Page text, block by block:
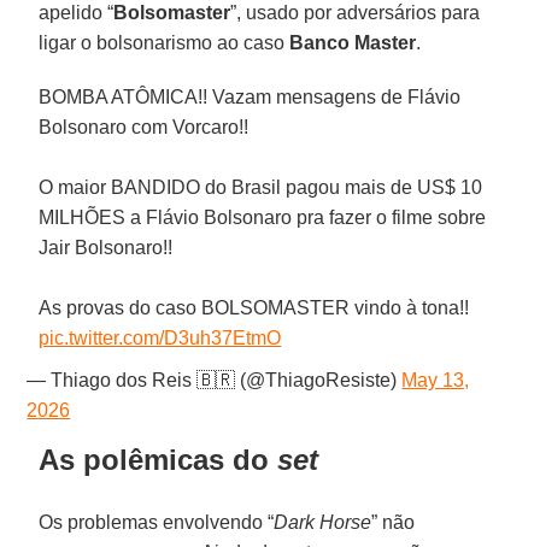
apelido “Bolsomaster”, usado por adversários para
ligar o bolsonarismo ao caso Banco Master.
BOMBA ATÔMICA!! Vazam mensagens de Flávio
Bolsonaro com Vorcaro!!
O maior BANDIDO do Brasil pagou mais de US$ 10
MILHÕES a Flávio Bolsonaro pra fazer o filme sobre
Jair Bolsonaro!!
As provas do caso BOLSOMASTER vindo à tona!!
pic.twitter.com/D3uh37EtmO
— Thiago dos Reis 🇧🇷 (@ThiagoResiste) May 13,
2026
As polêmicas doset
Os problemas envolvendo “Dark Horse” não